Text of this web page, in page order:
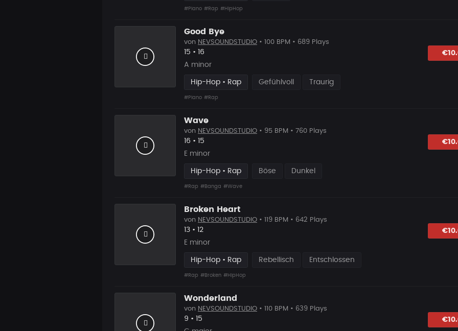
#Piano #Rap #HipHop
Good Bye
von NEVSOUNDSTUDIO • 100 BPM • 689 Plays
Likes
15 • Vorgeschlagen
16
A minor
Hip-Hop • Rap Gefühlvoll Traurig
#Piano #Rap
Wave
von NEVSOUNDSTUDIO • 95 BPM • 760 Plays
Likes
16 • Vorgeschlagen
15
E minor
Hip-Hop • Rap Böse Dunkel
#Rap #Banga #Wave
Broken Heart
von NEVSOUNDSTUDIO • 119 BPM • 642 Plays
Likes
13 • Vorgeschlagen
12
E minor
Hip-Hop • Rap Rebellisch Entschlossen
#Rap #Broken #HipHop
Wonderland
von NEVSOUNDSTUDIO • 110 BPM • 639 Plays
Likes
9 • Vorgeschlagen
15